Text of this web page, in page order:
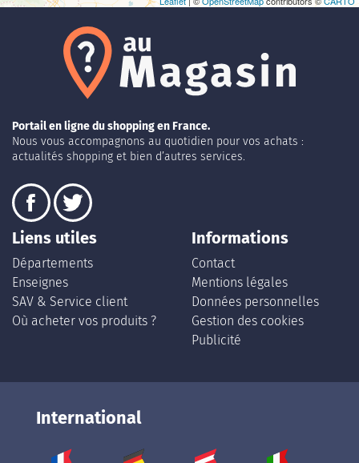
Portail en ligne du shopping en France.
Nous vous accompagnons au quotidien pour vos achats :
actualités shopping et bien d’autres services.
Liens utiles
Départements
Enseignes
SAV & Service client
Où acheter vos produits ?
Informations
Contact
Mentions légales
Données personnelles
Gestion des cookies
Publicité
International